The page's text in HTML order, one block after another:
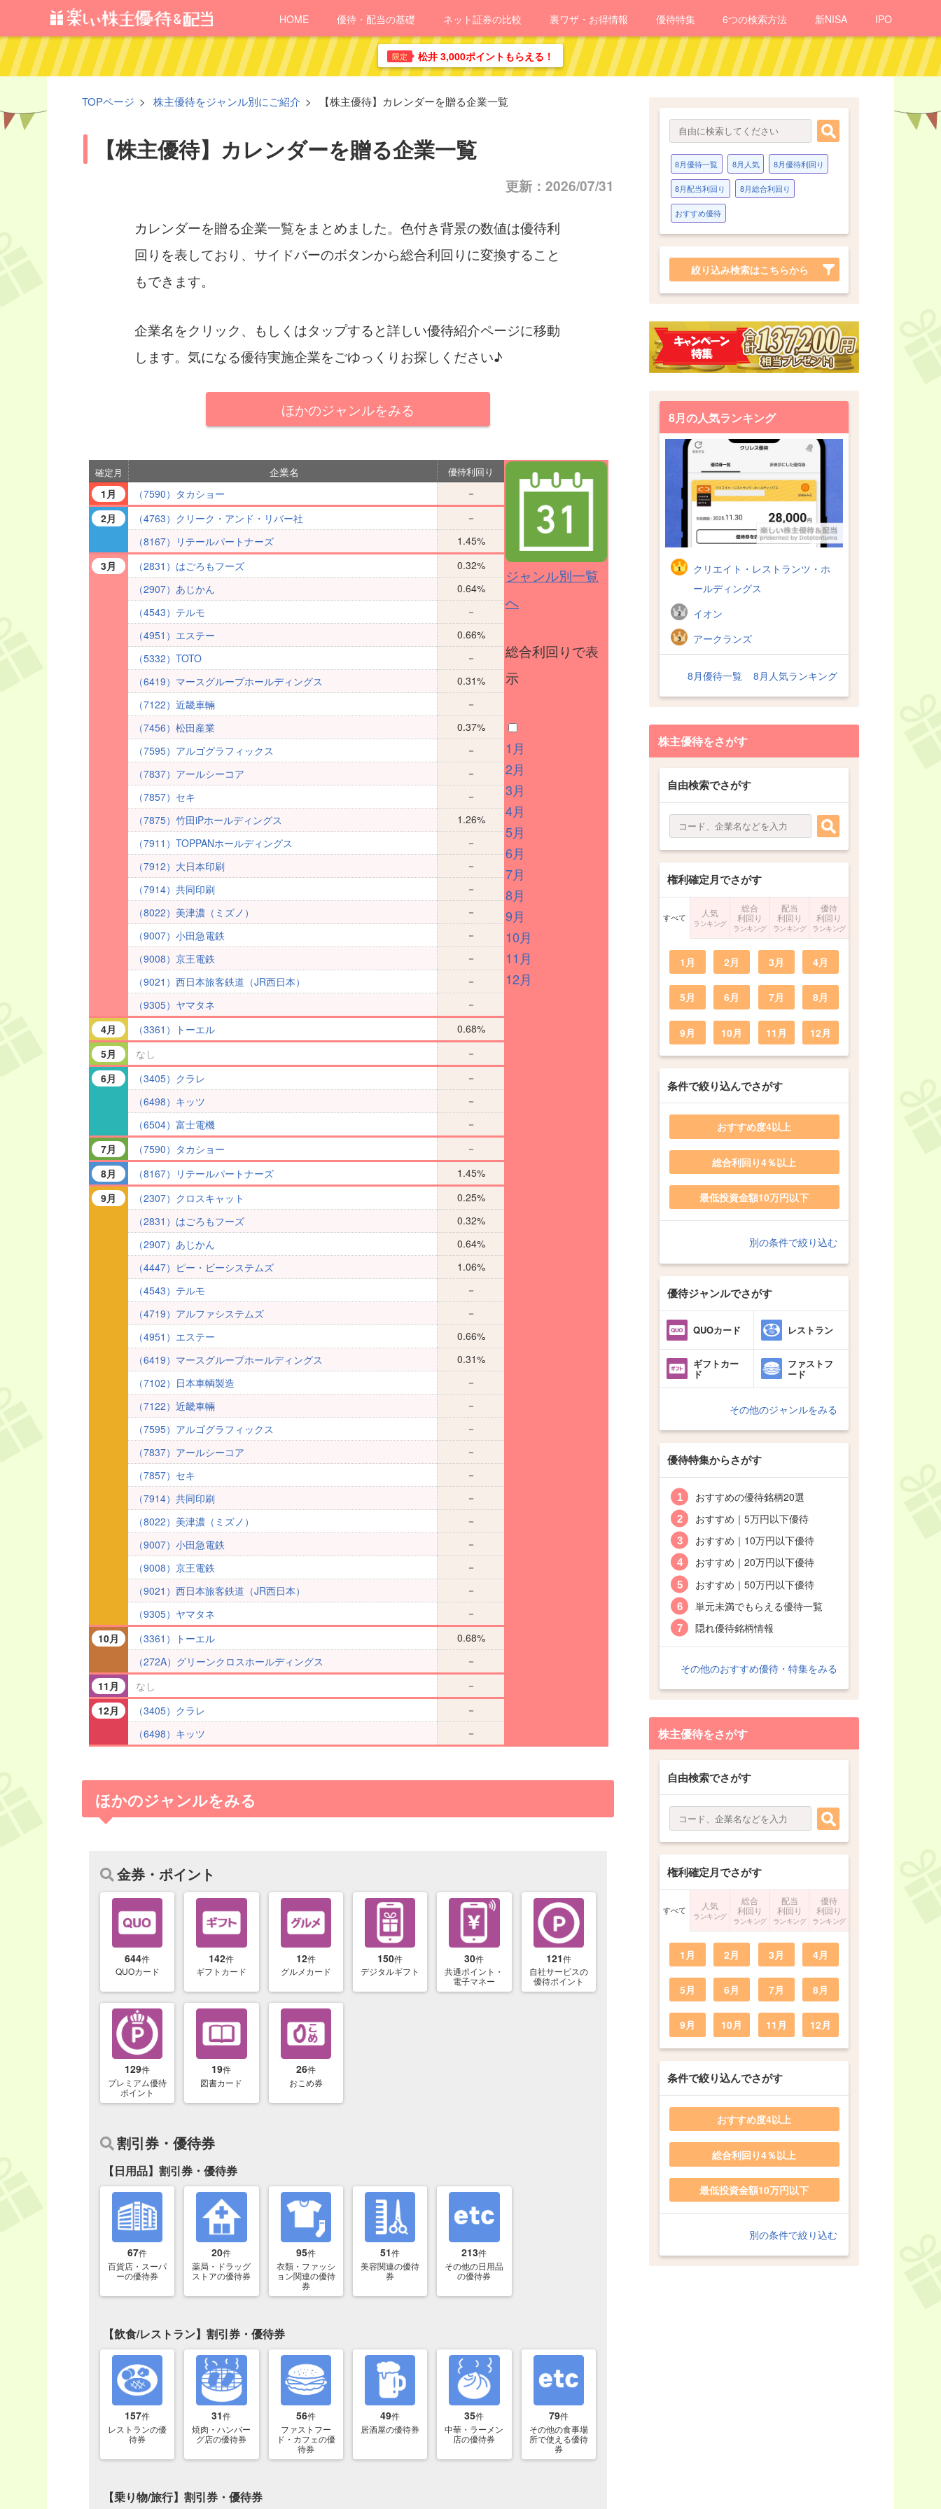
HOME 優待・配当の基礎 ネット証券の比較 裏ワザ・お得情報 優待特集 6つの検索方法 新NISA IPO
限定 松井 3,000ポイントもらえる！
TOPページ 株主優待をジャンル別にご紹介 【株主優待】カレンダーを贈る企業一覧
【株主優待】カレンダーを贈る企業一覧
更新：2026/07/31
カレンダーを贈る企業一覧をまとめました。色付き背景の数値は優待利
回りを表しており、サイドバーのボタンから総合利回りに変換すること
もできます。
企業名をクリック、もしくはタップすると詳しい優待紹介ページに移動
します。気になる優待実施企業をごゆっくりお探しください♪
ほかのジャンルをみる
確定月 企業名 優待利回り
1月 （7590）タカショー
－
2月
（4763）クリーク・アンド・リバー社
－
（8167）リテールパートナーズ
1.45%
3月
（2831）はごろもフーズ
0.32%
（2907）あじかん
0.64%
（4543）テルモ
－
（4951）エステー
0.66%
（5332）TOTO
－
（6419）マースグループホールディングス
0.31%
（7122）近畿車輛
－
（7456）松田産業
0.37%
（7595）アルゴグラフィックス
－
（7837）アールシーコア
－
（7857）セキ
－
（7875）竹田iPホールディングス
1.26%
（7911）TOPPANホールディングス
－
（7912）大日本印刷
－
（7914）共同印刷
－
（8022）美津濃（ミズノ）
－
（9007）小田急電鉄
－
（9008）京王電鉄
－
（9021）西日本旅客鉄道（JR西日本）
－
（9305）ヤマタネ
－
4月
（3361）トーエル
0.68%
5月
なし
－
6月
（3405）クラレ
－
（6498）キッツ
－
（6504）富士電機
－
7月
（7590）タカショー
－
8月
（8167）リテールパートナーズ
1.45%
9月
（2307）クロスキャット
0.25%
（2831）はごろもフーズ
0.32%
（2907）あじかん
0.64%
（4447）ピー・ビーシステムズ
1.06%
（4543）テルモ
－
（4719）アルファシステムズ
－
（4951）エステー
0.66%
（6419）マースグループホールディングス
0.31%
（7102）日本車輌製造
－
（7122）近畿車輛
－
（7595）アルゴグラフィックス
－
（7837）アールシーコア
－
（7857）セキ
－
（7914）共同印刷
－
（8022）美津濃（ミズノ）
－
（9007）小田急電鉄
－
（9008）京王電鉄
－
（9021）西日本旅客鉄道（JR西日本）
－
（9305）ヤマタネ
－
10月
（3361）トーエル
0.68%
（272A）グリーンクロスホールディングス
－
11月
なし
－
12月
（3405）クラレ
－
（6498）キッツ
－
ジャンル別一覧
へ
総合利回りで表
示
1月
2月
3月
4月
5月
6月
7月
8月
9月
10月
11月
12月
ほかのジャンルをみる
金券・ポイント
644件
QUOカード
142件
ギフトカード
12件
グルメカード
150件
デジタルギフト
30件
共通ポイント・
電子マネー
121件
自社サービスの
優待ポイント
129件
プレミアム優待
ポイント
19件
図書カード
26件
おこめ券
割引券・優待券
【日用品】割引券・優待券
67件
百貨店・スーパ
ーの優待券
20件
薬局・ドラッグ
ストアの優待券
95件
衣類・ファッシ
ョン関連の優待
券
51件
美容関連の優待
券
213件
その他の日用品
の優待券
【飲食/レストラン】割引券・優待券
157件
レストランの優
待券
31件
焼肉・ハンバー
グ店の優待券
56件
ファストフー
ド・カフェの優
待券
49件
居酒屋の優待券
35件
中華・ラーメン
店の優待券
79件
その他の食事場
所で使える優待
券
【乗り物/旅行】割引券・優待券
8月優待一覧 8月人気 8月優待利回り
8月配当利回り 8月総合利回り
おすすめ優待
絞り込み検索はこちらから
8月の人気ランキング
クリエイト・レストランツ・ホ
ールディングス
イオン
アークランズ
8月優待一覧 8月人気ランキング
株主優待をさがす
自由検索でさがす
権利確定月でさがす
すべて 人気
ランキング
総合
利回り
ランキング
配当
利回り
ランキング
優待
利回り
ランキング
1月 2月 3月 4月
5月 6月 7月 8月
9月 10月 11月 12月
条件で絞り込んでさがす
おすすめ度4以上
総合利回り4％以上
最低投資金額10万円以下
別の条件で絞り込む
優待ジャンルでさがす
QUOカード レストラン
ギフトカー
ド
ファストフ
ード
その他のジャンルをみる
優待特集からさがす
おすすめの優待銘柄20選
おすすめ｜5万円以下優待
おすすめ｜10万円以下優待
おすすめ｜20万円以下優待
おすすめ｜50万円以下優待
単元未満でもらえる優待一覧
隠れ優待銘柄情報
その他のおすすめ優待・特集をみる
株主優待をさがす
自由検索でさがす
権利確定月でさがす
すべて 人気
ランキング
総合
利回り
ランキング
配当
利回り
ランキング
優待
利回り
ランキング
1月 2月 3月 4月
5月 6月 7月 8月
9月 10月 11月 12月
条件で絞り込んでさがす
おすすめ度4以上
総合利回り4％以上
最低投資金額10万円以下
別の条件で絞り込む